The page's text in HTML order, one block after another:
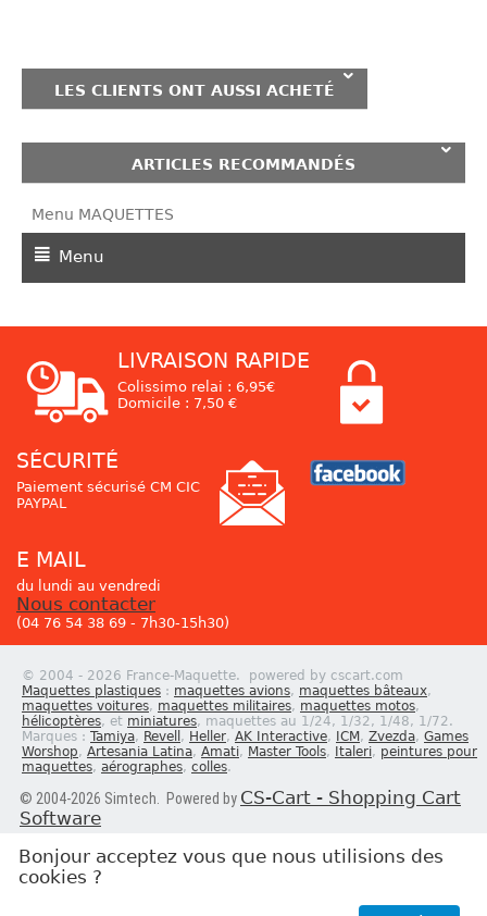
LES CLIENTS ONT AUSSI ACHETÉ
ARTICLES RECOMMANDÉS
Menu MAQUETTES
Menu
LIVRAISON RAPIDE
Colissimo relai : 6,95€
Domicile : 7,50 €
SÉCURITÉ
Paiement sécurisé CM CIC
PAYPAL
E MAIL
du lundi au vendredi
Nous contacter
(04 76 54 38 69 - 7h30-15h30)
© 2004 - 2026 France-Maquette. powered by cscart.com
Maquettes plastiques : maquettes avions, maquettes bâteaux,
maquettes voitures, maquettes militaires, maquettes motos,
hélicoptères, et miniatures, maquettes au 1/24, 1/32, 1/48, 1/72.
Marques : Tamiya, Revell , Heller, AK Interactive, ICM , Zvezda, Games
Worshop, Artesania Latina, Amati, Master Tools, Italeri, peintures pour
maquettes, aérographes, colles.
© 2004-2026 Simtech. Powered by CS-Cart - Shopping Cart
Software
Bonjour acceptez vous que nous utilisions des
cookies ?